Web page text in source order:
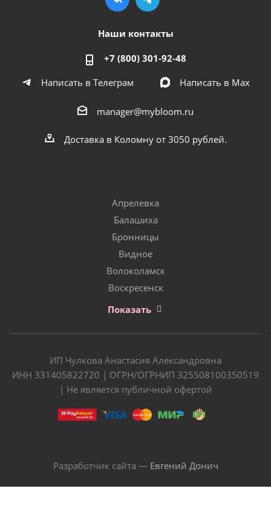
Наши контакты
+7 (800) 301-92-48
Написать в Телеграм
Написать в Мах
manager@mybloom.ru
Доставка в Коломну от 3050 рублей.
Апрелевка
Балашиха
Бронницы
Видное
Волоколамск
Воскресенск
Показать
ИП Чулкова Анастасия Александровна
ИНН 331405822720 | ОГРН/ОГРНИП 325508100350519
| Не является публичной офертой
Разработчик сайта — Евгений Донич